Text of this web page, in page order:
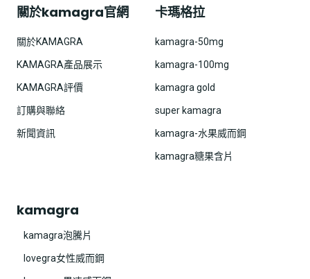
關於kamagra官網
關於KAMAGRA
KAMAGRA產品展示
KAMAGRA評價
訂購與聯絡
新聞資訊
卡瑪格拉
kamagra-50mg
kamagra-100mg
kamagra gold
super kamagra
kamagra-水果威而鋼
kamagra糖果含片
kamagra
kamagra泡騰片
lovegra女性威而鋼